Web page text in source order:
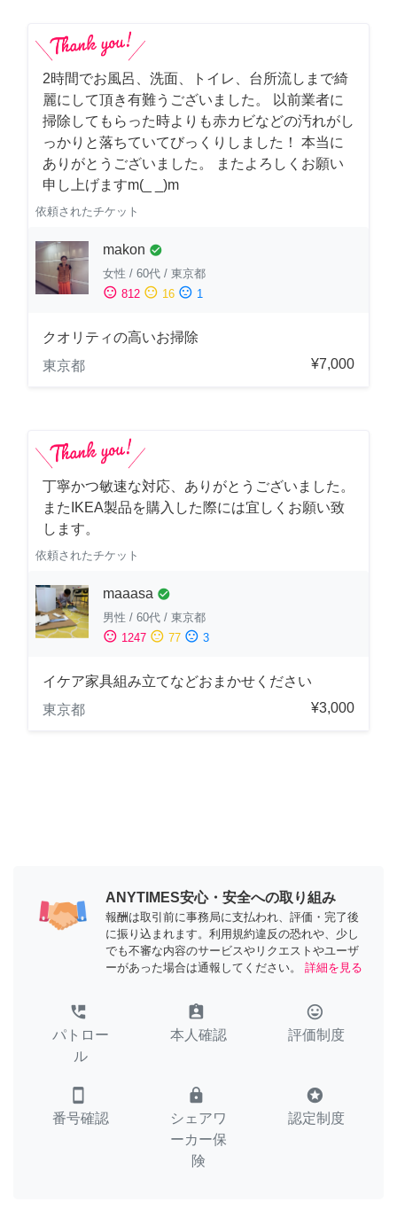
2時間でお風呂、洗面、トイレ、台所流しまで綺
麗にして頂き有難うございました。 以前業者に
掃除してもらった時よりも赤カビなどの汚れがし
っかりと落ちていてびっくりしました！ 本当に
ありがとうございました。 またよろしくお願い
申し上げますm(_ _)m
依頼されたチケット
makon check_circle
女性 / 60代 / 東京都
sentiment_satisfied 812 sentiment_neutral 16 sentiment_dissatisfied 1
クオリティの高いお掃除
東京都
¥7,000
丁寧かつ敏速な対応、ありがとうございました。
またIKEA製品を購入した際には宜しくお願い致
します。
依頼されたチケット
maaasa check_circle
男性 / 60代 / 東京都
sentiment_satisfied 1247 sentiment_neutral 77 sentiment_dissatisfied 3
イケア家具組み立てなどおまかせください
東京都
¥3,000
ANYTIMES安心・安全への取り組み
報酬は取引前に事務局に支払われ、評価・完了後
に振り込まれます。利用規約違反の恐れや、少し
でも不審な内容のサービスやリクエストやユーザ
ーがあった場合は通報してください。
詳細を見る
perm_phone_msg
パトロー
ル
assignment_ind
本人確認
tag_faces
評価制度
smartphone
番号確認
lock
シェアワ
ーカー保
険
stars
認定制度